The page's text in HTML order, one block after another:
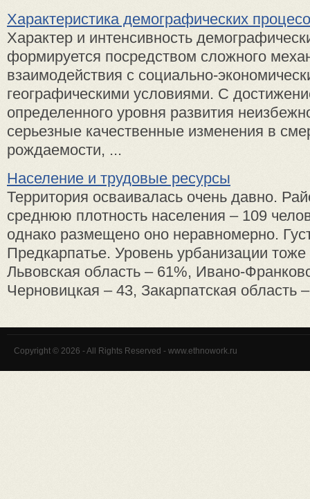
Характеристика демографических
Характер и интенсивность
формируется посредством сложного
взаимодействия с социально-
географическими условиями. С
определенного уровня развития
серьезные качественные изменения в
рождаемости, ...
Население и трудовые ресурсы
Территория осваивалась очень давно.
среднюю плотность населения – 109
однако размещено оно неравномерно.
Предкарпатье. Уровень урбанизации
Львовская область – 61%, Ивано-
Черновицкая – 43, Закарпатская область
Copyright © 2026 - All Rights Reserved - www.ethnowork.ru